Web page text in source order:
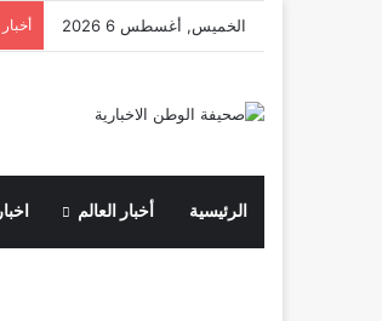
الخميس, أغسطس 6 2026
الرئيسية أخبار العالم